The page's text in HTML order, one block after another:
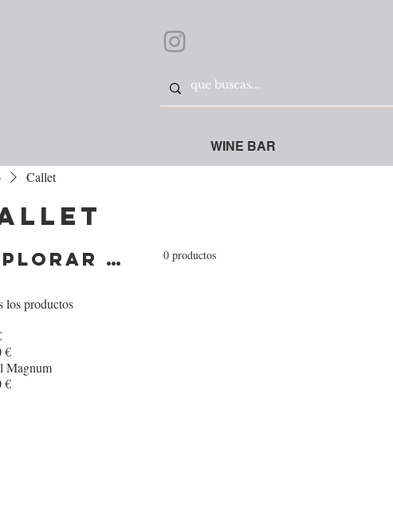
WINE BAR
Callet
Explorar por
los productos
€
Magnum
€
0 productos